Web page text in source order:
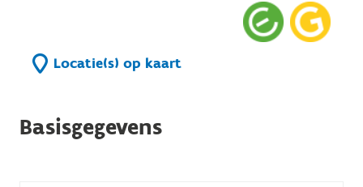
Locatie(s) op kaart
Basisgegevens